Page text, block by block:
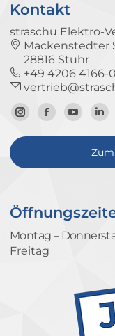
Kontakt
straschu Elektro-
Mackenstedter
28816 Stuhr
+49 4206 4166-0
Zum
Instagram-
Zur
Facebook-
Zum
Kanal
Montag –
Freitag